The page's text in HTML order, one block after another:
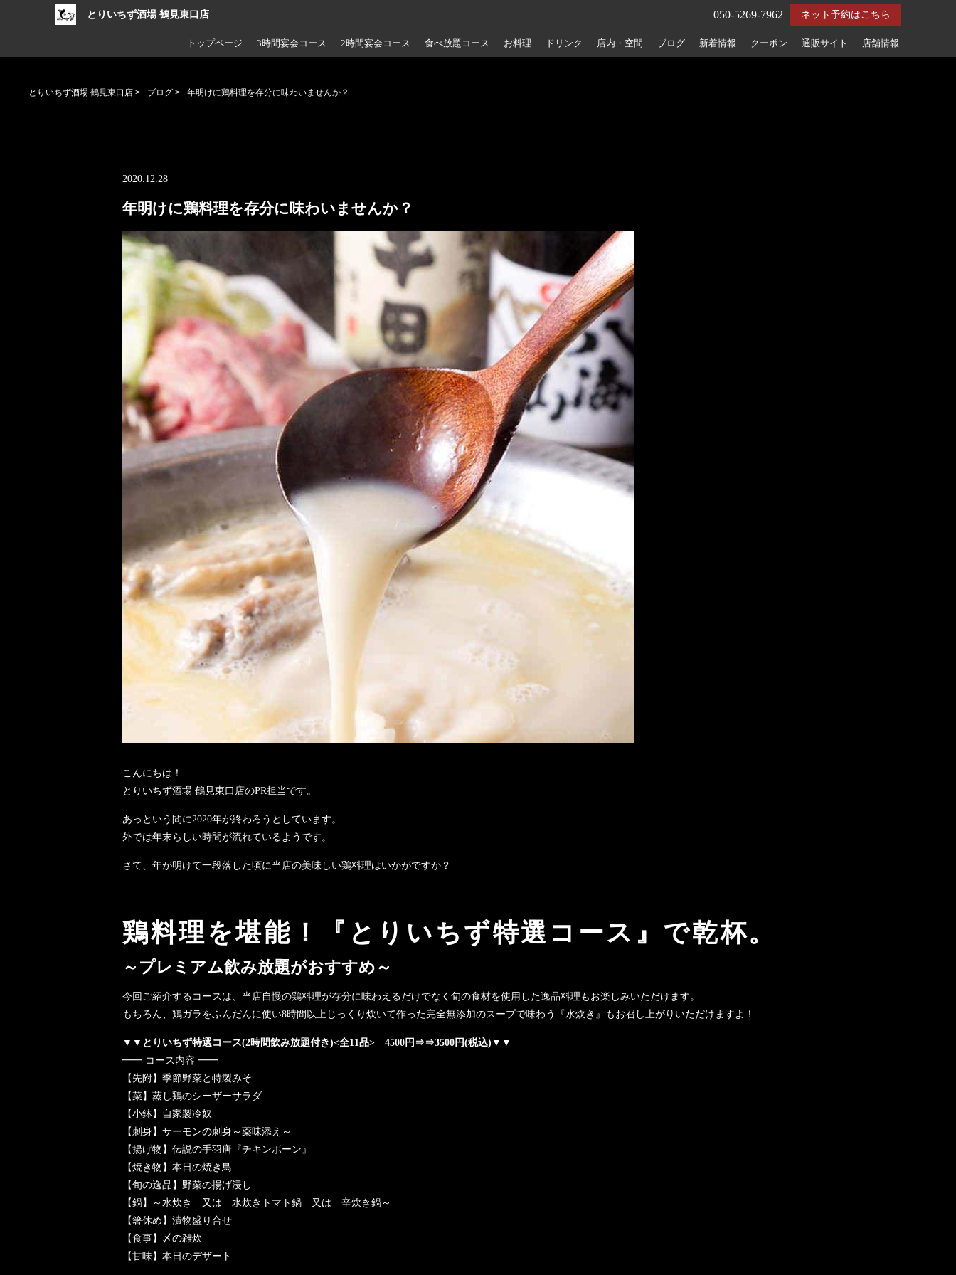
とりいちず酒場 鶴見東口店 ネット予約はこちら
050-5269-7962
トップページ 3時間宴会コース 2時間宴会コース 食べ放題コース お料理 ドリンク 店内・空間 ブログ 新着情報 クーポン 通販サイト 店舗情報
とりいちず酒場 鶴見東口店 > ブログ > 年明けに鶏料理を存分に味わいませんか？
2020.12.28
年明けに鶏料理を存分に味わいませんか？
こんにちは！
とりいちず酒場 鶴見東口店のPR担当です。
あっという間に2020年が終わろうとしています。
外では年末らしい時間が流れているようです。
さて、年が明けて一段落した頃に当店の美味しい鶏料理はいかがですか？
鶏料理を堪能！『とりいちず特選コース』で乾杯。
～プレミアム飲み放題がおすすめ～
今回ご紹介するコースは、当店自慢の鶏料理が存分に味わえるだけでなく旬の食材を使用した逸品料理もお楽しみいただけます。
もちろん、鶏ガラをふんだんに使い8時間以上じっくり炊いて作った完全無添加のスープで味わう『水炊き』もお召し上がりいただけますよ！
▼▼とりいちず特選コース(2時間飲み放題付き)<全11品> 4500円⇒⇒3500円(税込)▼▼
━━ コース内容 ━━
【先附】季節野菜と特製みそ
【菜】蒸し鶏のシーザーサラダ
【小鉢】自家製冷奴
【刺身】サーモンの刺身～薬味添え～
【揚げ物】伝説の手羽唐『チキンボーン』
【焼き物】本日の焼き鳥
【旬の逸品】野菜の揚げ浸し
【鍋】～水炊き 又は 水炊きトマト鍋 又は 辛炊き鍋～
【箸休め】漬物盛り合せ
【食事】〆の雑炊
【甘味】本日のデザート